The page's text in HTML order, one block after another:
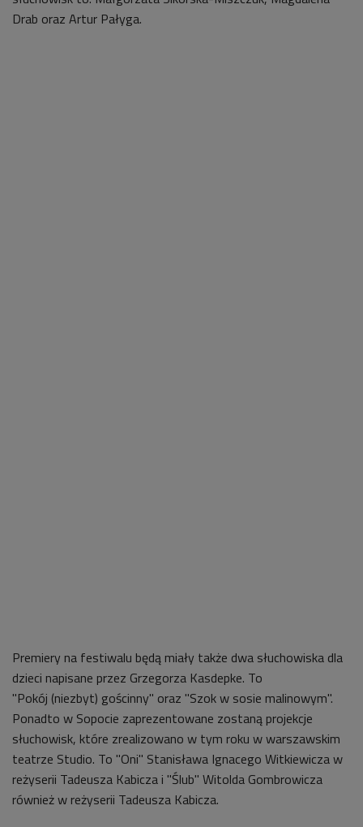
Drab oraz Artur Pałyga.
Premiery na festiwalu będą miały także dwa słuchowiska dla
dzieci napisane przez Grzegorza Kasdepke. To
"Pokój (niezbyt) gościnny" oraz "Szok w sosie malinowym".
Ponadto w Sopocie zaprezentowane zostaną projekcje
słuchowisk, które zrealizowano w tym roku w warszawskim
teatrze Studio. To "Oni" Stanisława Ignacego Witkiewicza w
reżyserii Tadeusza Kabicza i "Ślub" Witolda Gombrowicza
również w reżyserii Tadeusza Kabicza.